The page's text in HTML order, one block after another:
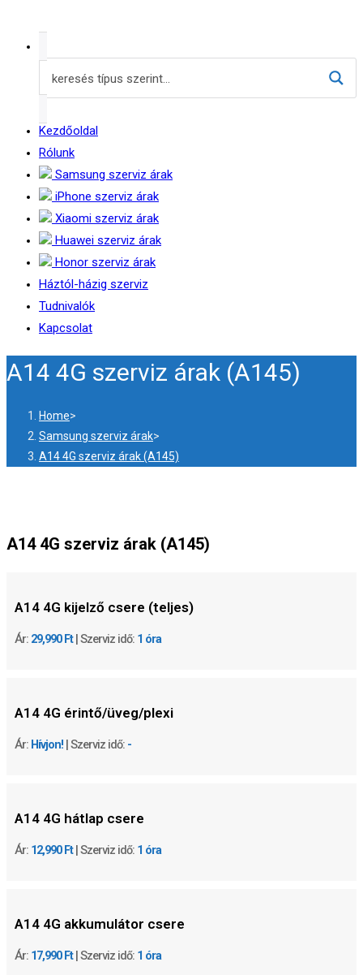
Kezdőoldal
Rólunk
Samsung szerviz árak
iPhone szerviz árak
Xiaomi szerviz árak
Huawei szerviz árak
Honor szerviz árak
Háztól-házig szerviz
Tudnivalók
Kapcsolat
A14 4G szerviz árak (A145)
Home>
Samsung szerviz árak>
A14 4G szerviz árak (A145)
A14 4G szerviz árak (A145)
A14 4G kijelző csere (teljes)
Ár: 29,990 Ft| Szerviz idő: 1 óra
A14 4G érintő/üveg/plexi
Ár: Hívjon! | Szerviz idő: -
A14 4G hátlap csere
Ár: 12,990 Ft| Szerviz idő: 1 óra
A14 4G akkumulátor csere
Ár: 17,990 Ft| Szerviz idő: 1 óra